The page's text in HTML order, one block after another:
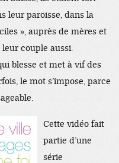
leur paroisse, dans la
», auprès de mères et
leur couple aussi.
blesse et met à vif des
le mot s’impose, parce
Cette vidéo fait
partie d’une
série